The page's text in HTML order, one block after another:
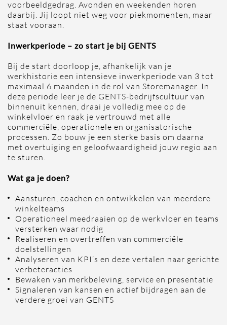
voorbeeldgedrag. Avonden en weekenden horen
daarbij. Jij loopt niet weg voor piekmomenten, maar
staat vooraan.
Inwerkperiode – zo start je bij GENTS
Bij de start doorloop je, afhankelijk van je
werkhistorie een intensieve inwerkperiode van 3 tot
maximaal 6 maanden in de rol van Storemanager. In
deze periode leer je de GENTS-bedrijfscultuur van
binnenuit kennen, draai je volledig mee op de
winkelvloer en raak je vertrouwd met alle
commerciële, operationele en organisatorische
processen. Zo bouw je een sterke basis om daarna
met overtuiging en geloofwaardigheid jouw regio aan
te sturen.
Wat ga je doen?
Aansturen, coachen en ontwikkelen van meerdere
winkelteams
Operationeel meedraaien op de werkvloer en teams
versterken waar nodig
Realiseren en overtreffen van commerciële
doelstellingen
Analyseren van KPI’s en deze vertalen naar gerichte
verbeteracties
Bewaken van merkbeleving, service en presentatie
Signaleren van kansen en actief bijdragen aan de
verdere groei van GENTS